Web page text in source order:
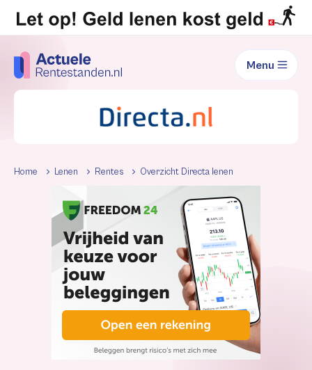
Menu
Home Lenen Rentes Overzicht Directa lenen